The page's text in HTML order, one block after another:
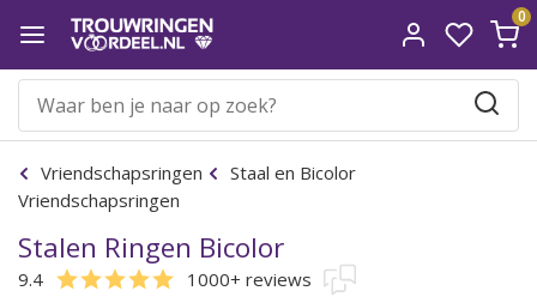
0
Vriendschapsringen
Staal en Bicolor
Vriendschapsringen
Stalen Ringen Bicolor
9.4 1000+ reviews